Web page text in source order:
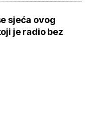
sjeća ovog
je radio bez